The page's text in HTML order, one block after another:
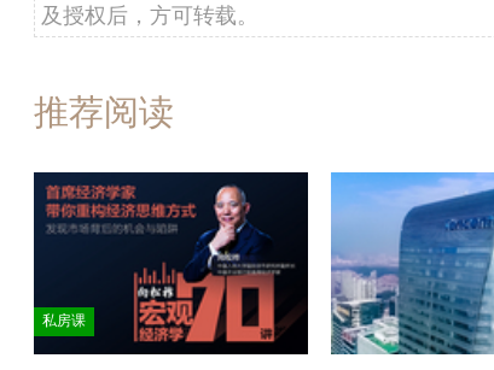
及授权后，方可转载。
推荐阅读
私房课